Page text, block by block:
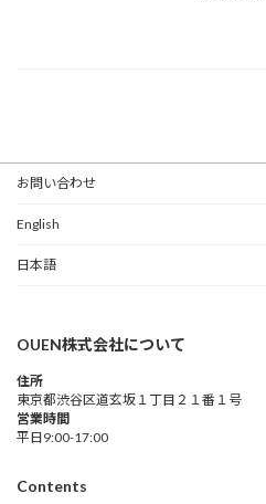
お問い合わせ
English
日本語
OUEN株式会社について
住所
東京都渋谷区道玄坂１丁目２１番１号
営業時間
平日9:00-17:00
Contents